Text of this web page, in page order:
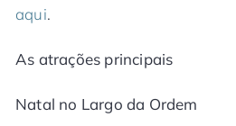
aqui.
As atrações principais
Natal no Largo da Ordem